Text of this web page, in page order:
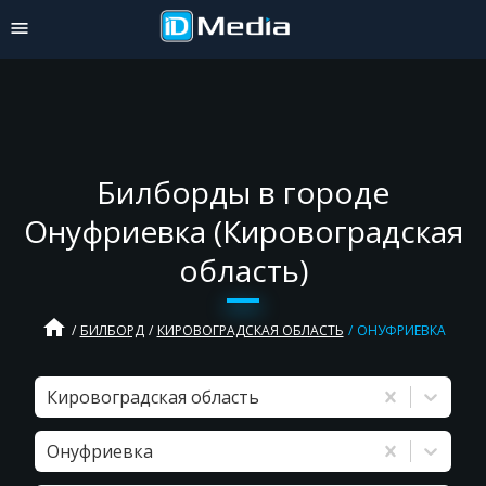
Билборды в городе
Онуфриевка (Кировоградская
область)
home БИЛБОРД КИРОВОГРАДСКАЯ ОБЛАСТЬ ОНУФРИЕВКА
Кировоградская область
Онуфриевка